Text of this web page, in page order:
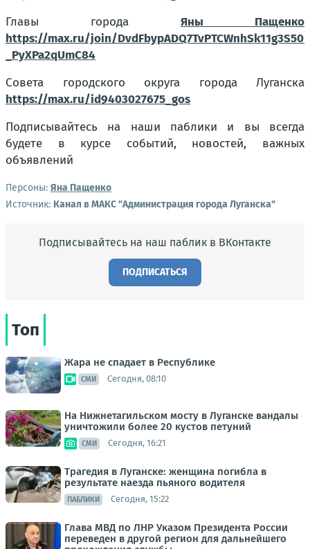
Главы города Яны Пащенко
https://max.ru/join/
_PyXPa2qUmC84
Совета городского округа города Луганска
https://max.ru/id9403027675_gos
Подписывайтесь на наши паблики и вы всегда
будете в курсе событий, новостей, важных
объявлений
Персоны: Яна Пащенко
Источник: Канал в МАКС "Администрация города Луганска"
Подписывайтесь на наш паблик в ВКонтакте
ПОДПИСАТЬСЯ
Топ
Жара не спадает в Республике
СМИ Сегодня, 08:10
На Нижнетагильском мосту в Луганске вандалы
уничтожили более 20 кустов петуний
СМИ Сегодня, 16:21
Трагедия в Луганске: женщина погибла в
результате наезда пьяного водителя
ПАБЛИКИ Сегодня, 15:22
Глава МВД по ЛНР Указом Президента России
переведен в другой регион для дальнейшего